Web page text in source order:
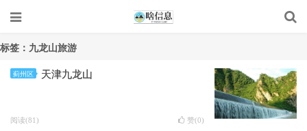
标签：九龙山旅游
蓟州区 天津九龙山
阅读(81) 赞(0)